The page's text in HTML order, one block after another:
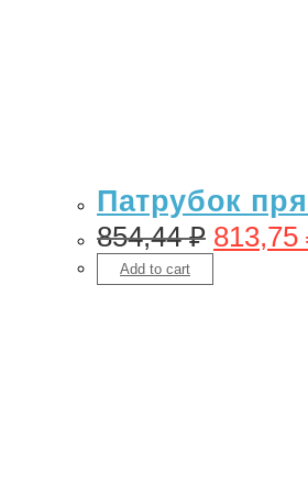
Патрубок
854,44₽ 813,75
Add to cart